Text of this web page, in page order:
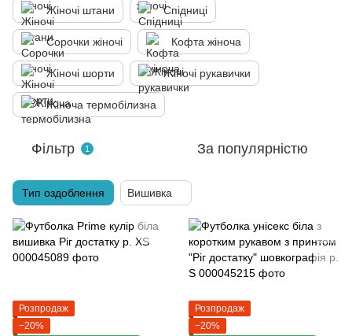
Жіночі штани Спідниці
Сорочки жіночі Кофта жіноча
Жіночі шорти Жіночі рукавички
Жіноча термобілизна
Фільтр 1 За популярністю
Тип оздоблення Вишивка
Розпродаж
−20%
Розпродаж
−20%